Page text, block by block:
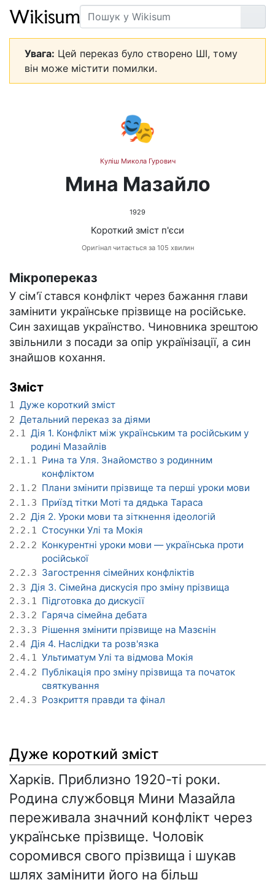
Пошук
Увага: Цей переказ було створено ШІ, тому
він може містити помилки.
🎭
Куліш Микола Гурович
Мина Мазайло
1929
Короткий зміст п'єси
Оригінал читається за 105 хвилин
Мікропереказ
У сім'ї стався конфлікт через бажання глави
замінити українське прізвище на російське.
Син захищав українство. Чиновника зрештою
звільнили з посади за опір українізації, а син
знайшов кохання.
Зміст
1 Дуже короткий зміст
2 Детальний переказ за діями
2.1
Дія 1. Конфлікт між українським та російським у
родині Мазайлів
2.1.1
Рина та Уля. Знайомство з родинним
конфліктом
2.1.2 Плани змінити прізвище та перші уроки мови
2.1.3 Приїзд тітки Моті та дядька Тараса
2.2 Дія 2. Уроки мови та зіткнення ідеологій
2.2.1 Стосунки Улі та Мокія
2.2.2 Конкурентні уроки мови — українська проти
російської
2.2.3 Загострення сімейних конфліктів
2.3 Дія 3. Сімейна дискусія про зміну прізвища
2.3.1 Підготовка до дискусії
2.3.2 Гаряча сімейна дебата
2.3.3 Рішення змінити прізвище на Мазєнін
2.4 Дія 4. Наслідки та розв'язка
2.4.1 Ультиматум Улі та відмова Мокія
2.4.2 Публікація про зміну прізвища та початок
святкування
2.4.3 Розкриття правди та фінал
Дуже короткий зміст
Харків. Приблизно 1920-ті роки.
Родина службовця Мини Мазайла
переживала значний конфлікт через
українське прізвище. Чоловік
соромився свого прізвища і шукав
шлях замінити його на більш